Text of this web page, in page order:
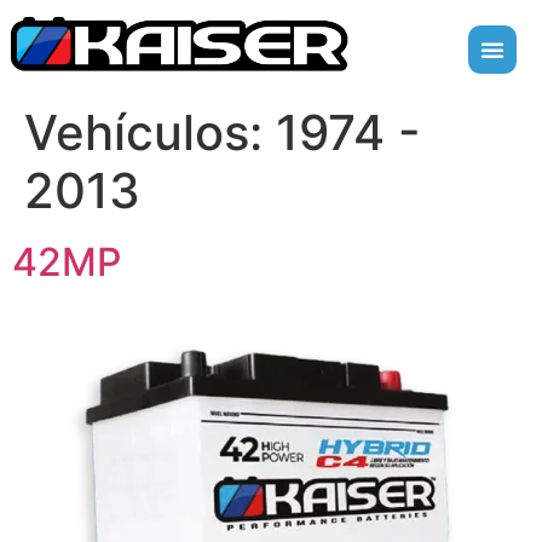
Vehículos: 1974 -
2013
42MP